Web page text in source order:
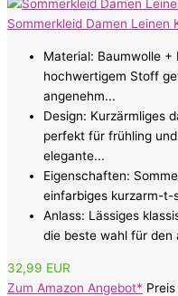
Sommerkleid Damen Leinen
Material: Baumwolle +
hochwertigem Stoff
angenehm...
Design: Kurzärmliges
perfekt für frühling
elegante...
Eigenschaften:
einfarbiges kurzarm-
Anlass: Lässiges
die beste wahl für den
32,99 EUR
Zum Amazon Angebot*